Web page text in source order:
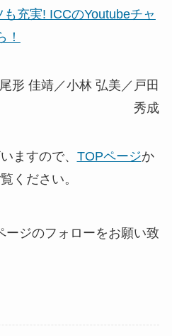
充実! ICCのYoutubeチャ
！
形 佳靖／小林 弘美／戸田
秀成
ますので、 TOPページか
ください。